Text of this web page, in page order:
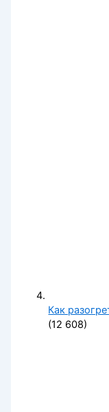
Как
(12 608)